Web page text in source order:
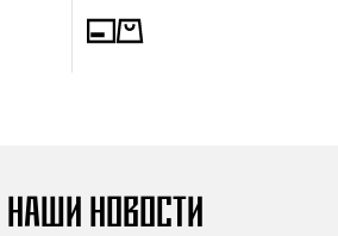
НОВОСТИ